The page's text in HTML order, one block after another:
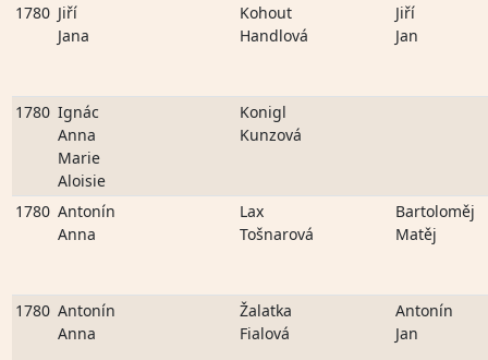
1780 Jiří
Jana
Kohout
Handlová
Jiří
Jan
1780 Ignác
Anna
Marie
Aloisie
Konigl
Kunzová
1780 Antonín
Anna
Lax
Tošnarová
Bartoloměj
Matěj
1780 Antonín
Anna
Žalatka
Fialová
Antonín
Jan